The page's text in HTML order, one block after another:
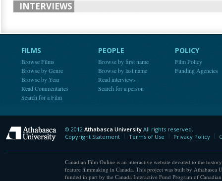
INTERVIEWS
FILMS
Browse Films
Browse by Genre
Browse by Year
Read Commentaries
Search for a Film
PEOPLE
Browse by first name
Browse by last name
Read interviews
Search for a person
POLICY
Film Policy
Funding Agencies
Athabasca University
© 2012 Athabasca University All rights reserved.
Copyright Statement
Terms of Use Privacy Policy
Canadian Film Online is an interactive website devoted to the
feature filmmaking in Canada. This project was built by Athabasca
funded in part by the Canada Interactive Fund Program of